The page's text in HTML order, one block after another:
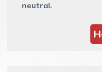
neutral.